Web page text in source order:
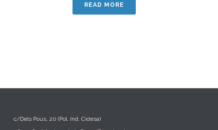
READ MORE
c/Dels Pous, 20 (Pol. Ind. Cidesa)